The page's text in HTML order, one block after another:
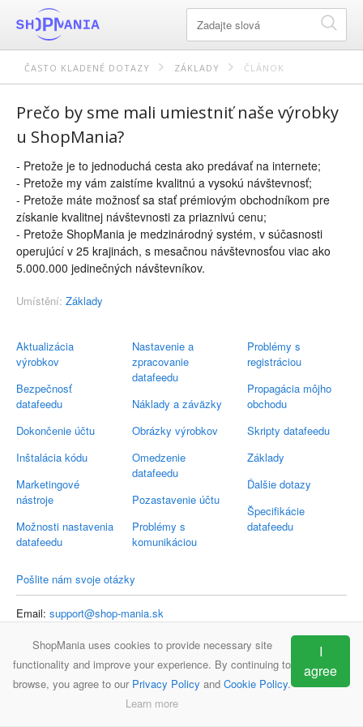
ČASTO KLADENÉ DOTAZY ZÁKLADY ČLÁNOK
Aktualizácia
výrobkov
Bezpečnosť
datafeedu
Dokončenie účtu
Inštalácia kódu
Marketingové
nástroje
Možnosti nastavenia
datafeedu
Nastavenie a
zpracovanie
datafeedu
Náklady a záväzky
Obrázky výrobkov
Omedzenie
datafeedu
Pozastavenie účtu
Problémy s
komunikáciou
Problémy s
registráciou
Propagácia môjho
obchodu
Skripty datafeedu
Základy
Ďalšie dotazy
Špecifikácie
datafeedu
Prečo by sme mali umiestniť naše výrobky
u ShopMania?
- Pretože je to jednoduchá cesta ako predávať na internete;
- Pretože my vám zaistíme kvalitnú a vysokú návštevnosť;
- Pretože máte možnosť sa stať prémiovým obchodníkom pre
získanie kvalitnej návštevnosti za priaznivú cenu;
- Pretože ShopMania je medzinárodný systém, v súčasnosti
operujúcí v 25 krajinách, s mesačnou návštevnosťou viac ako
5.000.000 jedinečných návštevníkov.
Umístění: Základy
Pošlite nám svoje otázky
Email: support@shop-mania.sk
ShopMania Často kladené otázky Kontakt
ShopMania uses cookies to provide necessary site
functionality and improve your experience. By continuing to
browse, you agree to our Privacy Policy and Cookie Policy.
Learn more
I
agree